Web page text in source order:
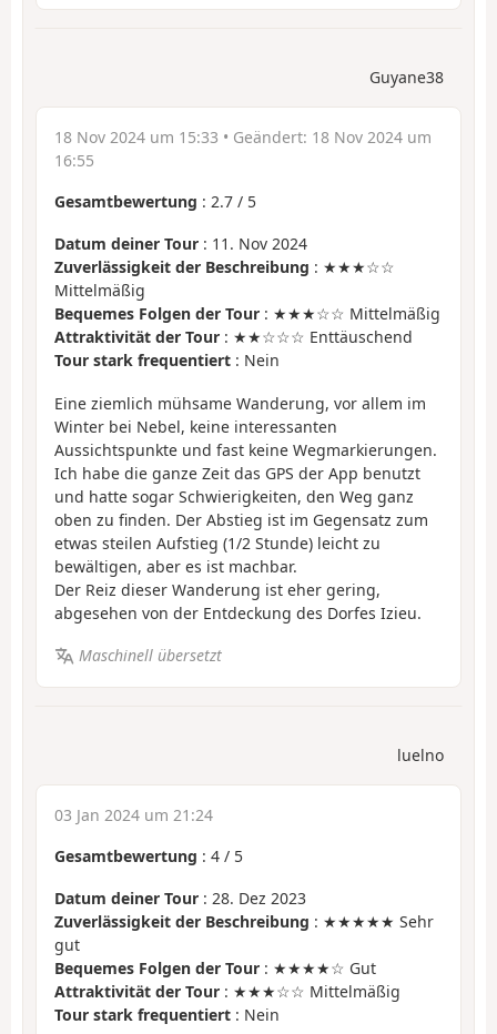
Guyane38
18 Nov 2024 um 15:33 • Geändert: 18 Nov 2024 um
16:55
Gesamtbewertung : 2.7 / 5
Datum deiner Tour : 11. Nov 2024
Zuverlässigkeit der Beschreibung : ★★★☆☆
Mittelmäßig
Bequemes Folgen der Tour : ★★★☆☆ Mittelmäßig
Attraktivität der Tour : ★★☆☆☆ Enttäuschend
Tour stark frequentiert : Nein
Eine ziemlich mühsame Wanderung, vor allem im
Winter bei Nebel, keine interessanten
Aussichtspunkte und fast keine Wegmarkierungen.
Ich habe die ganze Zeit das GPS der App benutzt
und hatte sogar Schwierigkeiten, den Weg ganz
oben zu finden. Der Abstieg ist im Gegensatz zum
etwas steilen Aufstieg (1/2 Stunde) leicht zu
bewältigen, aber es ist machbar.
Der Reiz dieser Wanderung ist eher gering,
abgesehen von der Entdeckung des Dorfes Izieu.
Maschinell übersetzt
luelno
03 Jan 2024 um 21:24
Gesamtbewertung : 4 / 5
Datum deiner Tour : 28. Dez 2023
Zuverlässigkeit der Beschreibung : ★★★★★ Sehr
gut
Bequemes Folgen der Tour : ★★★★☆ Gut
Attraktivität der Tour : ★★★☆☆ Mittelmäßig
Tour stark frequentiert : Nein